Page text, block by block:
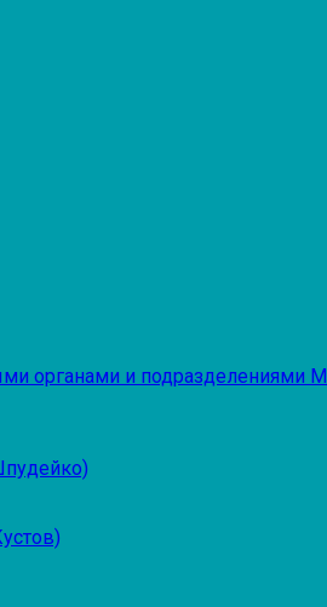
органами и подразделениями